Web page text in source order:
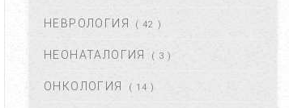
БЕЛГИЛАРИ ВА
АВГ 17, 2017
НЕВРОЛОГИЯ ( 42 )
НЕОНАТАЛОГИЯ ( 3 )
ОНКОЛОГИЯ ( 14 )